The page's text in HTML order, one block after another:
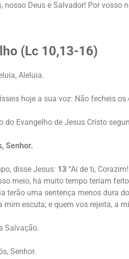
nosso Deus e Salvador! Por vosso
(Lc 10,13-16)
Aleluia.
hoje a sua voz: Não fecheis
do Evangelho de Jesus Cristo
Senhor.
disse Jesus: 13 “Ai de ti,
meio, há muito tempo teriam
terão uma sentença menos dura
mim escuta; e quem vos rejeita, a
Salvação.
Senhor.